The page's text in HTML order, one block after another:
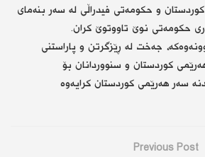
و حکومەتی فیدراڵی لە سەر بنەمای
حکومەتی نوێ تاووتوێ کران.
جەخت لە ڕێزگرتن و پاراستنی
کوردستان و سنووردانان بۆ
سەر هەرێمی کوردستان کرایەوە
Previous Post